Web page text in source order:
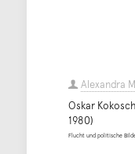
Alexandra
Oskar
1980)
Flucht und politische